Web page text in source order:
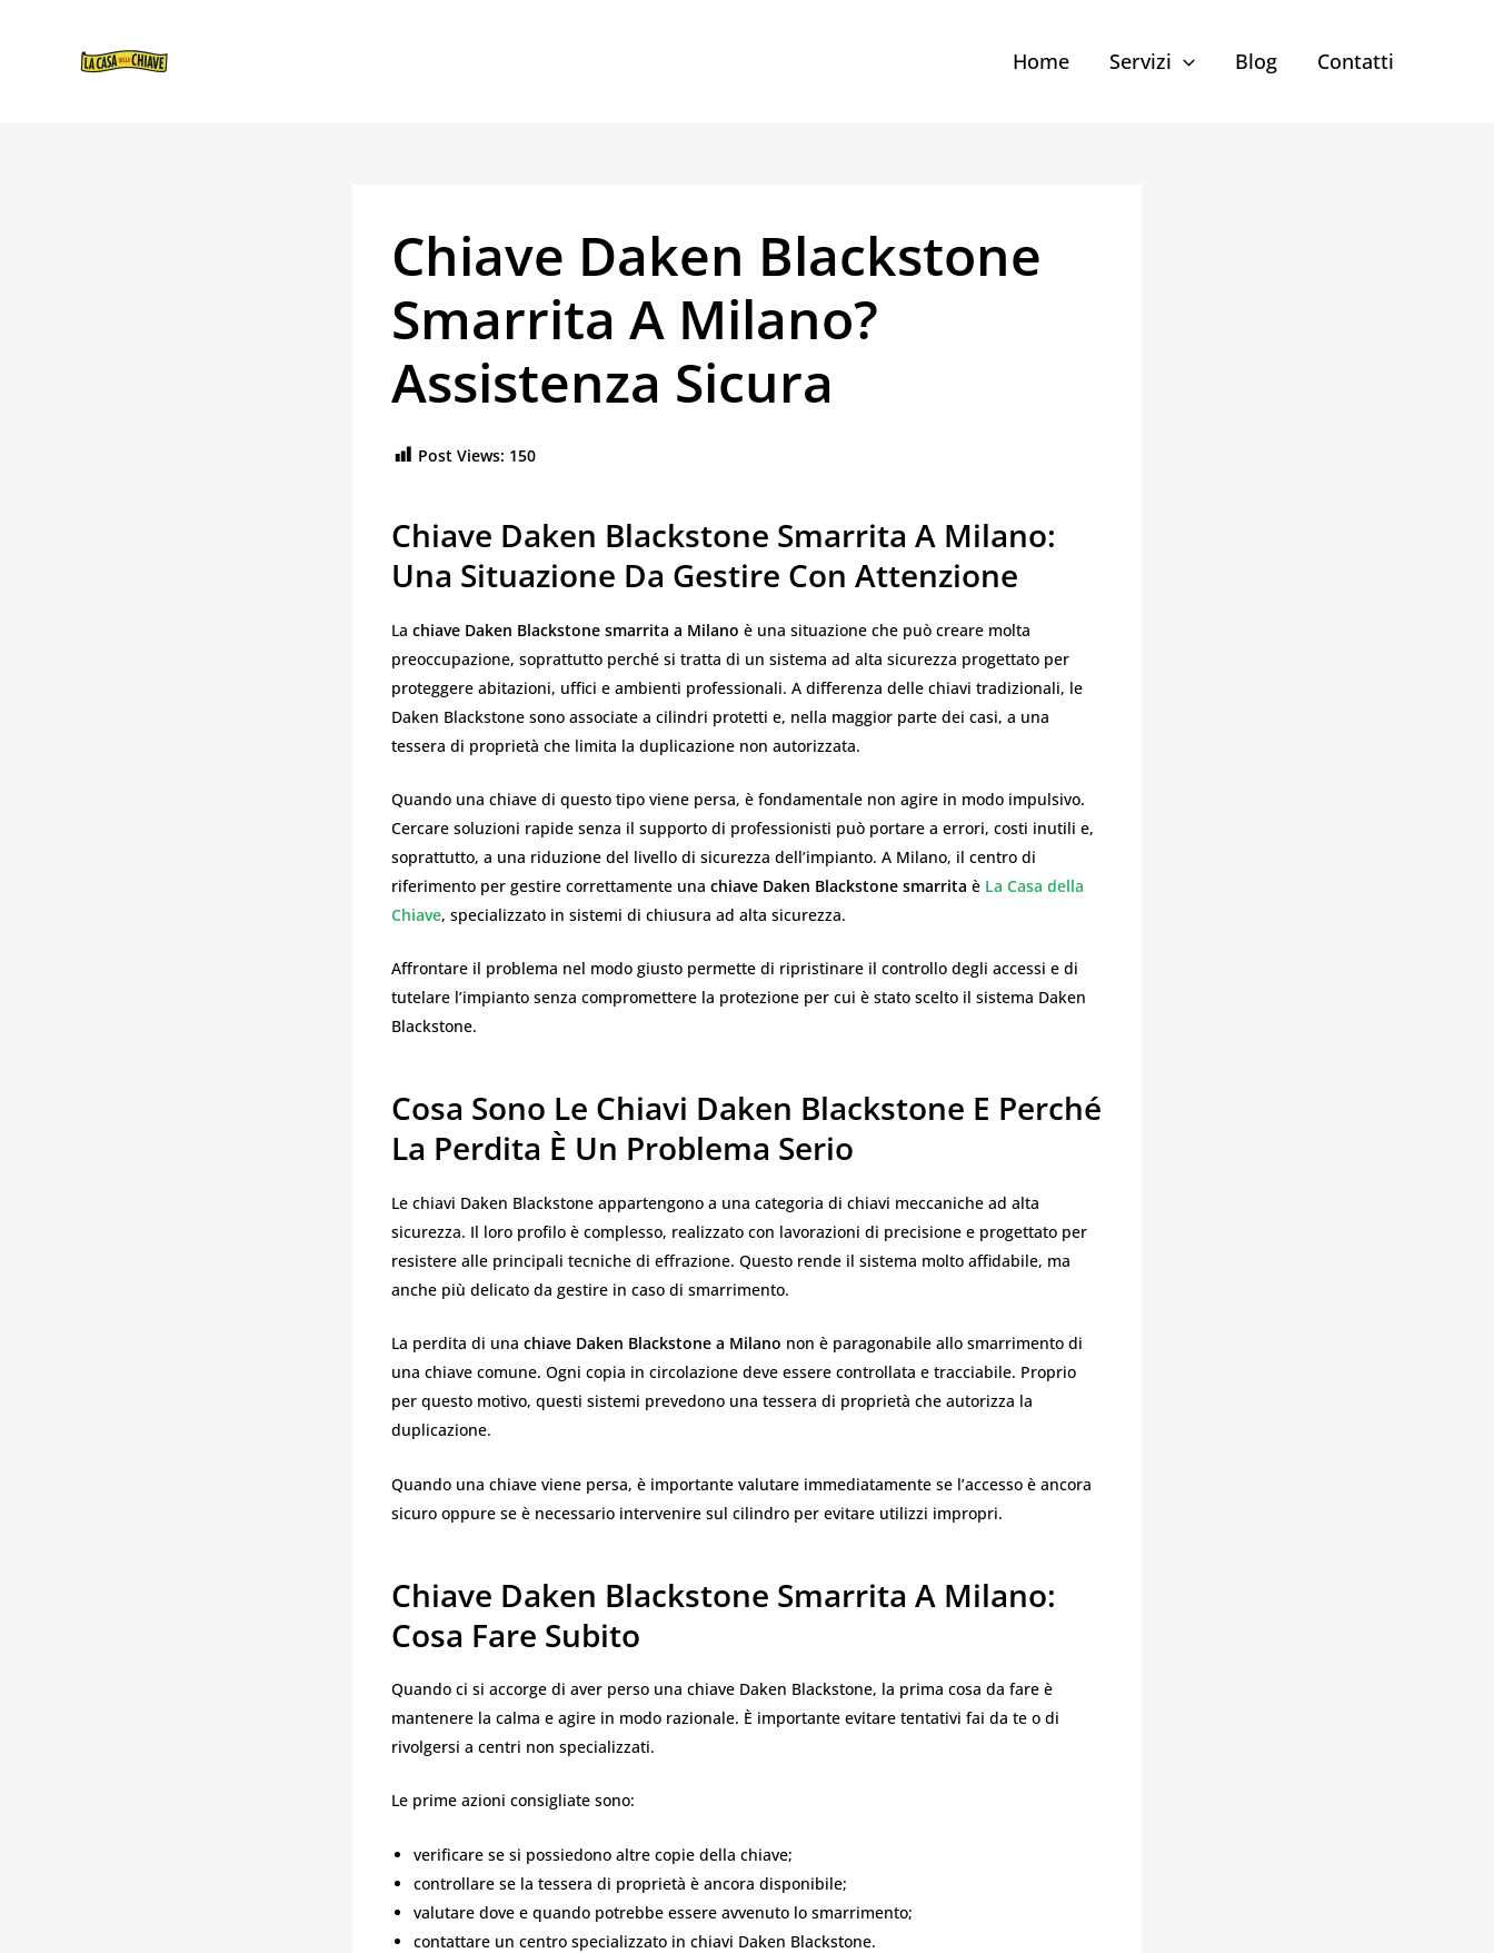
CONTENUTO
Home Servizi Blog Contatti
Chiave Daken Blackstone
Smarrita A Milano?
Assistenza Sicura
Post Views: 150
Chiave Daken Blackstone Smarrita A Milano:
Una Situazione Da Gestire Con Attenzione
La chiave Daken Blackstone smarrita a Milano è una situazione che può creare molta
preoccupazione, soprattutto perché si tratta di un sistema ad alta sicurezza progettato per
proteggere abitazioni, uffici e ambienti professionali. A differenza delle chiavi tradizionali, le
Daken Blackstone sono associate a cilindri protetti e, nella maggior parte dei casi, a una
tessera di proprietà che limita la duplicazione non autorizzata.
Quando una chiave di questo tipo viene persa, è fondamentale non agire in modo impulsivo.
Cercare soluzioni rapide senza il supporto di professionisti può portare a errori, costi inutili e,
soprattutto, a una riduzione del livello di sicurezza dell’impianto. A Milano, il centro di
riferimento per gestire correttamente una chiave Daken Blackstone smarrita è La Casa della
Chiave, specializzato in sistemi di chiusura ad alta sicurezza.
Affrontare il problema nel modo giusto permette di ripristinare il controllo degli accessi e di
tutelare l’impianto senza compromettere la protezione per cui è stato scelto il sistema Daken
Blackstone.
Cosa Sono Le Chiavi Daken Blackstone E Perché
La Perdita È Un Problema Serio
Le chiavi Daken Blackstone appartengono a una categoria di chiavi meccaniche ad alta
sicurezza. Il loro profilo è complesso, realizzato con lavorazioni di precisione e progettato per
resistere alle principali tecniche di effrazione. Questo rende il sistema molto affidabile, ma
anche più delicato da gestire in caso di smarrimento.
La perdita di una chiave Daken Blackstone a Milano non è paragonabile allo smarrimento di
una chiave comune. Ogni copia in circolazione deve essere controllata e tracciabile. Proprio
per questo motivo, questi sistemi prevedono una tessera di proprietà che autorizza la
duplicazione.
Quando una chiave viene persa, è importante valutare immediatamente se l’accesso è ancora
sicuro oppure se è necessario intervenire sul cilindro per evitare utilizzi impropri.
Chiave Daken Blackstone Smarrita A Milano:
Cosa Fare Subito
Quando ci si accorge di aver perso una chiave Daken Blackstone, la prima cosa da fare è
mantenere la calma e agire in modo razionale. È importante evitare tentativi fai da te o di
rivolgersi a centri non specializzati.
Le prime azioni consigliate sono:
verificare se si possiedono altre copie della chiave;
controllare se la tessera di proprietà è ancora disponibile;
valutare dove e quando potrebbe essere avvenuto lo smarrimento;
contattare un centro specializzato in chiavi Daken Blackstone.